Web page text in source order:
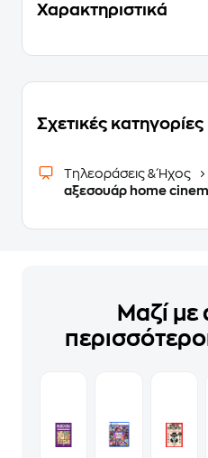
Χαρακτηριστικά
Σχετικές κατηγορίες
Τηλεοράσεις & Ήχος
αξεσουάρ home
Μαζί με